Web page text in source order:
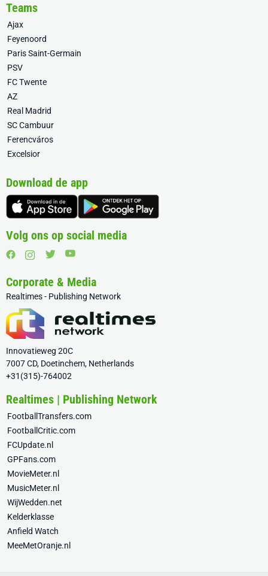
Teams
Ajax
Feyenoord
Paris Saint-Germain
PSV
FC Twente
AZ
Real Madrid
SC Cambuur
Ferencváros
Excelsior
Download de app
Volg ons op social media
Corporate & Media
Realtimes - Publishing Network
Innovatieweg 20C
7007 CD, Doetinchem, Netherlands
+31(315)-764002
Realtimes | Publishing Network
FootballTransfers.com
FootballCritic.com
FCUpdate.nl
GPFans.com
MovieMeter.nl
MusicMeter.nl
WijWedden.net
Kelderklasse
Anfield Watch
MeeMetOranje.nl